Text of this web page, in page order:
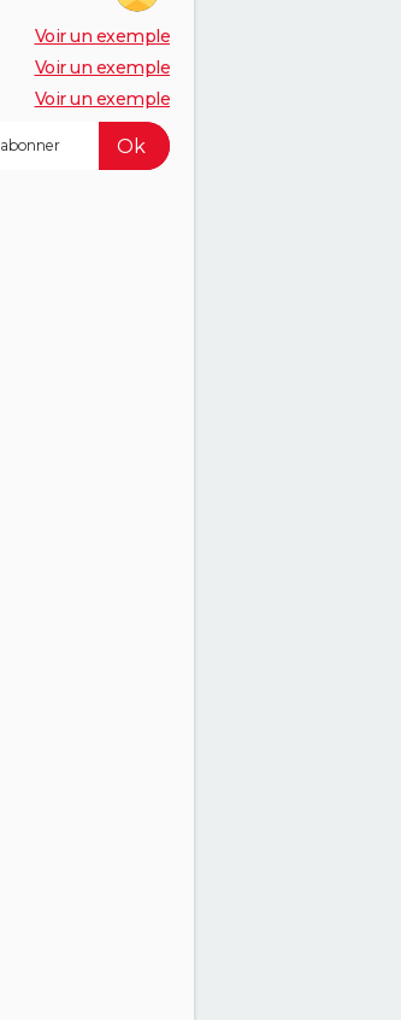
Voir un exemple
Voir un exemple
Voir un exemple